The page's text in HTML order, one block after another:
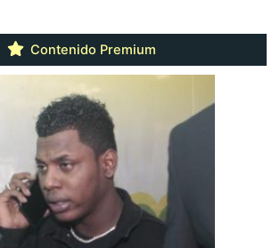
Contenido Premium